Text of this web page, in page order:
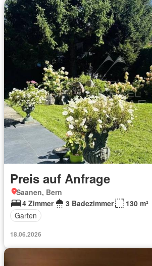
Preis auf Anfrage
Saanen, Bern
4 Zimmer
3 Badezimmer
130 m²
Garten
18.06.2026